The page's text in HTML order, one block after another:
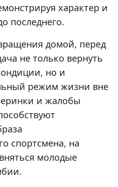
характер и
последнего.
домой, перед
не только вернуть
но и
режим жизни вне
и жалобы
спортсмена, на
молодые